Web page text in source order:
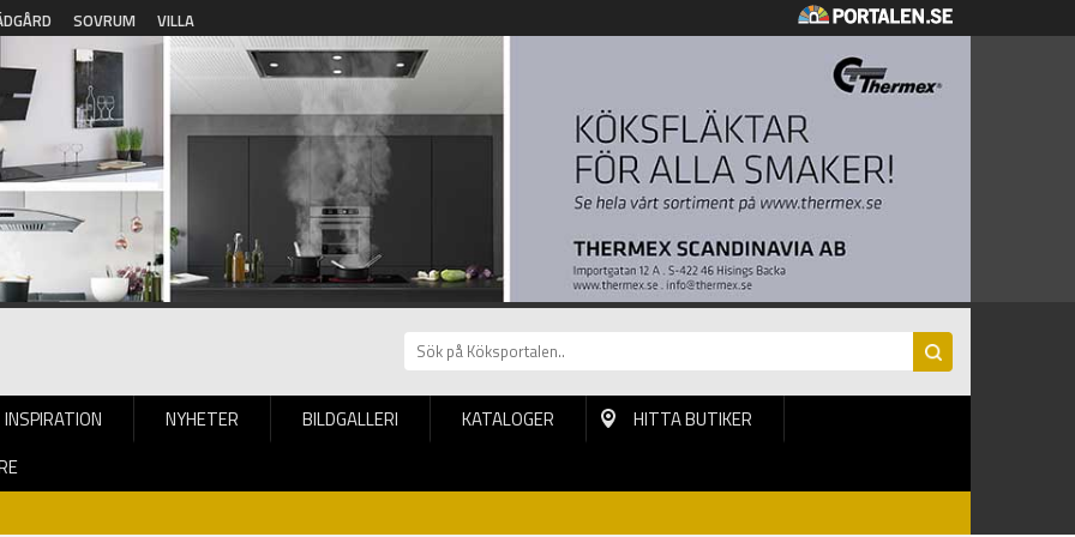
SOVRUM VILLA
INSPIRATION NYHETER BILDGALLERI KATALOGER
HITTA BUTIKER